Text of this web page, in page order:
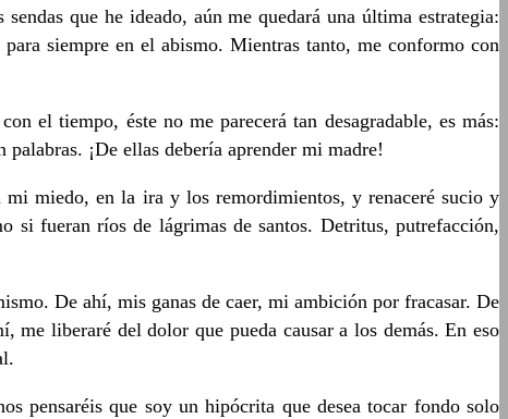
que he ideado, aún me quedará una última estrategia:
siempre en el abismo. Mientras tanto, me conformo con
el tiempo, éste no me parecerá tan desagradable, es más:
¡De ellas debería aprender mi madre!
miedo, en la ira y los remordimientos, y renaceré sucio y
si fueran ríos de lágrimas de santos. Detritus, putrefacción,
De ahí, mis ganas de caer, mi ambición por fracasar. De
liberaré del dolor que pueda causar a los demás. En eso
pensaréis que soy un hipócrita que desea tocar fondo solo